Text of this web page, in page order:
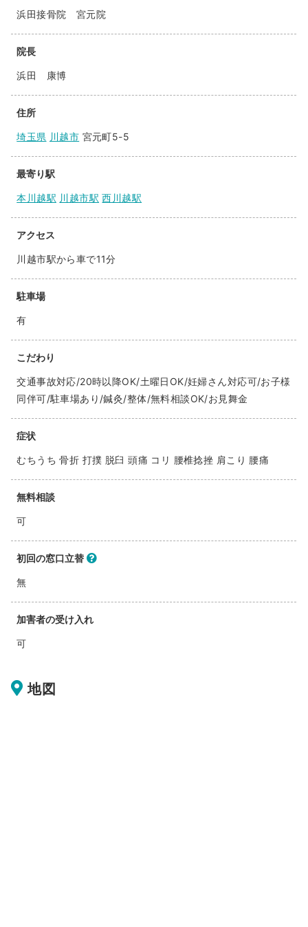
浜田接骨院 宮元院
院長
浜田 康博
住所
埼玉県 川越市 宮元町5-5
最寄り駅
本川越駅 川越市駅 西川越駅
アクセス
川越市駅から車で11分
駐車場
有
こだわり
交通事故対応/20時以降OK/土曜日OK/妊婦さん対応可/お子様
同伴可/駐車場あり/鍼灸/整体/無料相談OK/お見舞金
症状
むちうち 骨折 打撲 脱臼 頭痛 コリ 腰椎捻挫 肩こり 腰痛
無料相談
可
初回の窓口立替
無
加害者の受け入れ
可
地図